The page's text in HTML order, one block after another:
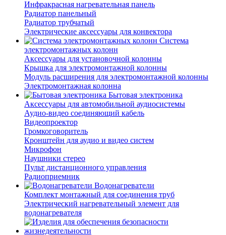
Инфракрасная нагревательная панель
Радиатор панельный
Радиатор трубчатый
Электрические аксессуары для конвектора
Система
электромонтажных колонн
Аксессуары для установочной колонны
Крышка для электромонтажной колонны
Модуль расширения для электромонтажной колонны
Электромонтажная колонна
Бытовая электроника
Аксессуары для автомобильной аудиосистемы
Аудио-видео соединяющий кабель
Видеопроектор
Громкоговоритель
Кронштейн для аудио и видео систем
Микрофон
Наушники стерео
Пульт дистанционного управления
Радиоприемник
Водонагреватели
Комплект монтажный для соединения труб
Электрический нагревательный элемент для
водонагревателя